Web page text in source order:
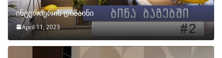
ინტერიერის დიზაინი
April 11, 2023